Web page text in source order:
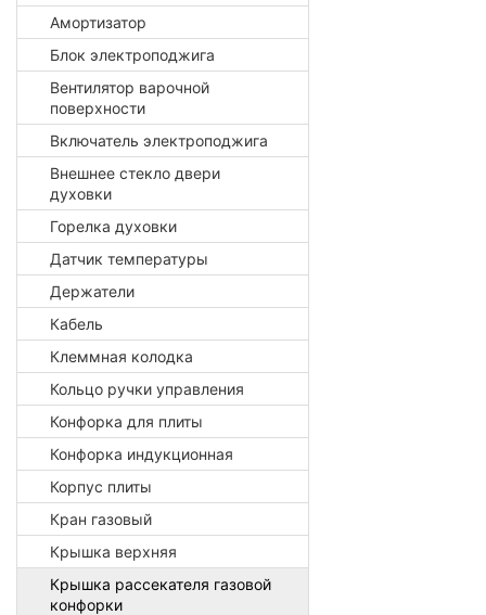
Амортизатор
Блок электроподжига
Вентилятор варочной
поверхности
Включатель электроподжига
Внешнее стекло двери
духовки
Горелка духовки
Датчик температуры
Держатели
Кабель
Клеммная колодка
Кольцо ручки управления
Конфорка для плиты
Конфорка индукционная
Корпус плиты
Кран газовый
Крышка верхняя
Крышка рассекателя газовой
конфорки